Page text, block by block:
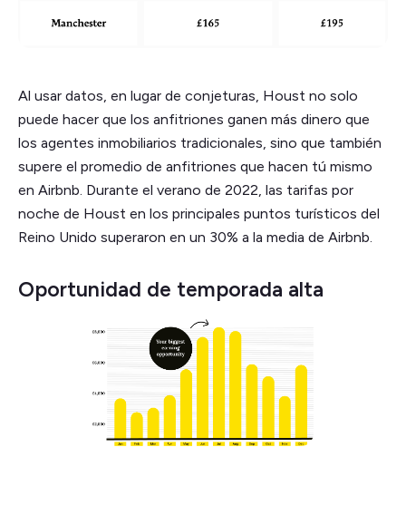
Al usar datos, en lugar de conjeturas, Houst no solo
puede hacer que los anfitriones ganen más dinero que
los agentes inmobiliarios tradicionales, sino que también
supere el promedio de anfitriones que hacen tú mismo
en Airbnb. Durante el verano de 2022, las tarifas por
noche de Houst en los principales puntos turísticos del
Reino Unido superaron en un 30% a la media de Airbnb.
Oportunidad de temporada alta